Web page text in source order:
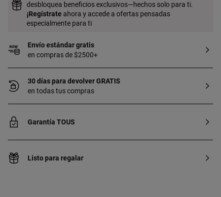
desbloquea beneficios exclusivos—hechos solo para ti.
¡Regístrate ahora y accede a ofertas pensadas
especialmente para ti
Envío estándar gratis
en compras de $2500+
30 días para devolver GRATIS
en todas tus compras
Garantía TOUS
Listo para regalar